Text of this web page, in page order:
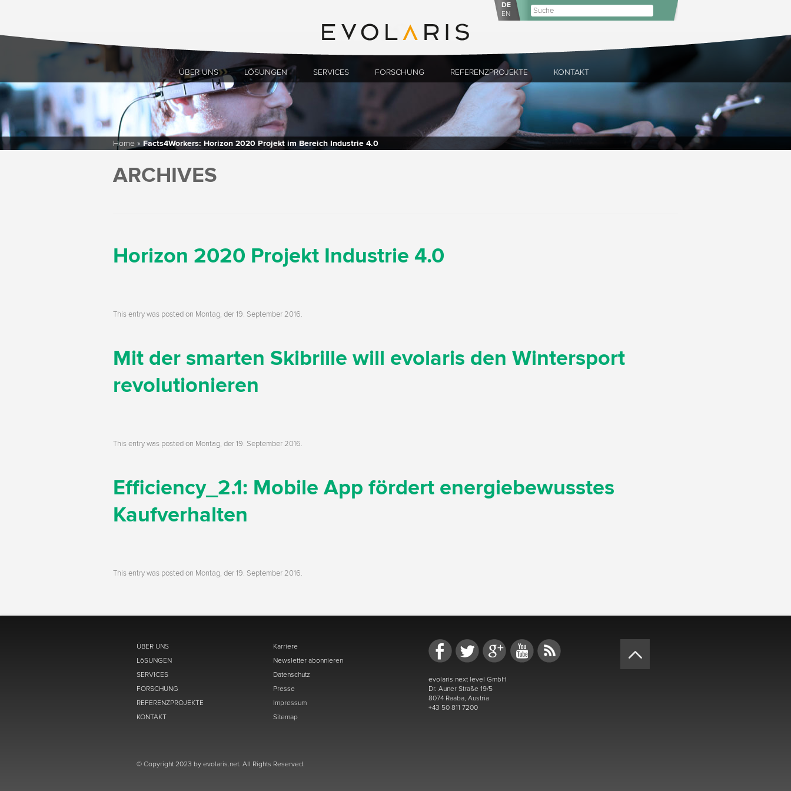
DE
EN
ÜBER UNS LÖSUNGEN SERVICES FORSCHUNG REFERENZPROJEKTE KONTAKT
Home » Facts4Workers: Horizon 2020 Projekt im Bereich Industrie 4.0
ARCHIVES
Horizon 2020 Projekt Industrie 4.0
This entry was posted on Montag, der 19. September 2016.
Mit der smarten Skibrille will evolaris den Wintersport
revolutionieren
This entry was posted on Montag, der 19. September 2016.
Efficiency_2.1: Mobile App fördert energiebewusstes
Kaufverhalten
This entry was posted on Montag, der 19. September 2016.
evolaris next level GmbH
Dr. Auner Straße 19/5
8074 Raaba, Austria
+43 50 811 7200
ÜBER UNS
LöSUNGEN
SERVICES
FORSCHUNG
REFERENZPROJEKTE
KONTAKT
Karriere
Newsletter abonnieren
Datenschutz
Presse
Impressum
Sitemap
© Copyright 2023 by evolaris.net. All Rights Reserved.